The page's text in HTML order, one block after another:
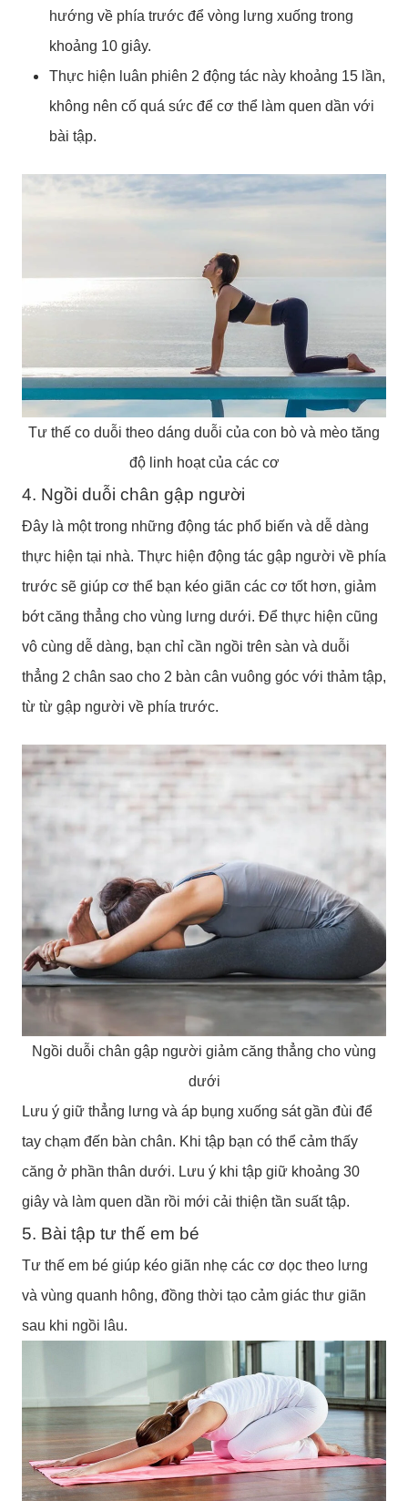
hướng về phía trước để vòng lưng xuống trong
khoảng 10 giây.
Thực hiện luân phiên 2 động tác này khoảng 15 lần,
không nên cố quá sức để cơ thể làm quen dần với
bài tập.
Tư thế co duỗi theo dáng duỗi của con bò và mèo tăng
độ linh hoạt của các cơ
4. Ngồi duỗi chân gập người
Đây là một trong những động tác phổ biến và dễ dàng
thực hiện tại nhà. Thực hiện động tác gập người về phía
trước sẽ giúp cơ thể bạn kéo giãn các cơ tốt hơn, giảm
bớt căng thẳng cho vùng lưng dưới. Để thực hiện cũng
vô cùng dễ dàng, bạn chỉ cần ngồi trên sàn và duỗi
thẳng 2 chân sao cho 2 bàn cân vuông góc với thảm tập,
từ từ gập người về phía trước.
Ngồi duỗi chân gập người giảm căng thẳng cho vùng
dưới
Lưu ý giữ thẳng lưng và áp bụng xuống sát gần đùi để
tay chạm đến bàn chân. Khi tập bạn có thể cảm thấy
căng ở phần thân dưới. Lưu ý khi tập giữ khoảng 30
giây và làm quen dần rồi mới cải thiện tần suất tập.
5. Bài tập tư thế em bé
Tư thế em bé giúp kéo giãn nhẹ các cơ dọc theo lưng
và vùng quanh hông, đồng thời tạo cảm giác thư giãn
sau khi ngồi lâu.